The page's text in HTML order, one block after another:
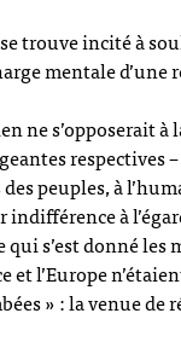
trouve incité à
mentale
ne s’opposerait
respectives
peuples, à
à
s’est donné les
et l’Europe
» : la venue